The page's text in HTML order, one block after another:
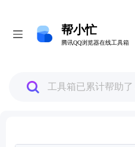
帮小忙
腾讯QQ浏览器在线工具箱
帮小忙
腾讯QQ浏览器在线工具箱
全部工具箱已累计帮助了